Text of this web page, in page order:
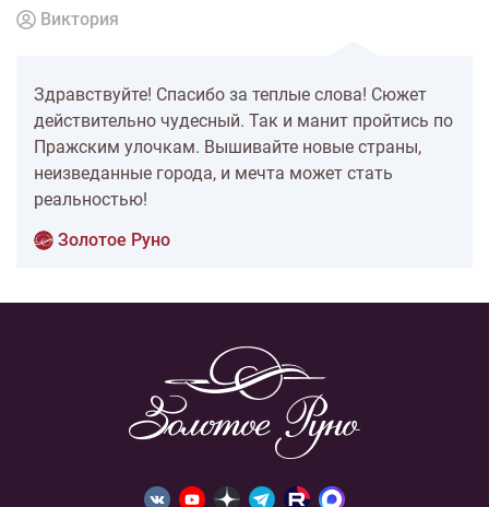
Виктория
Здравствуйте! Спасибо за теплые слова! Сюжет
действительно чудесный. Так и манит пройтись по
Пражским улочкам. Вышивайте новые страны,
неизведанные города, и мечта может стать
реальностью!
Золотое Руно